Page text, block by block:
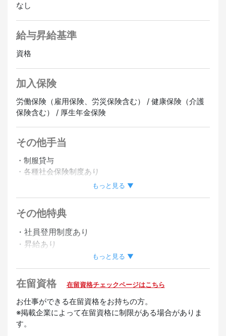
なし
給与昇給基準
資格
加入保険
労働保険（雇用保険、労災保険含む） / 健康保険（介護
保険含む） / 厚生年金保険
その他手当
・制服貸与
・各種社会保険制度あり
正社員登用あり
もっと見る ▼
その他特典
・社員登用制度あり
・昇給あり
歓迎
女性活躍中 未経験OK 経験者優遇
もっと見る ▼
在留資格 在留資格チェックページはこちら
お仕事ができる在留資格をお持ちの方。
※掲載企業によって在留資格に制限がある場合がありま
す。